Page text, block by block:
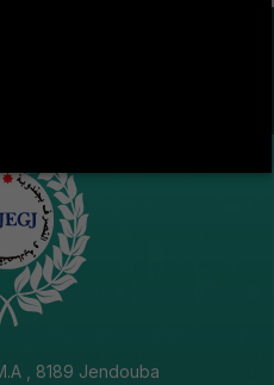
, 8189 Jendouba